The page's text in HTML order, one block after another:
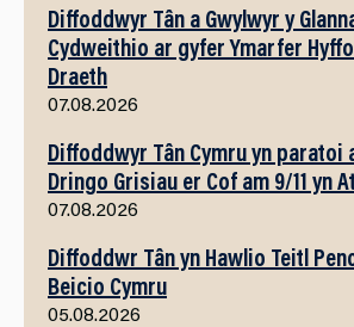
Diffoddwyr Tân a Gwylwyr y
Cydweithio ar gyfer Ymarfer
Draeth
07.08.2026
Diffoddwyr Tân Cymru yn paratoi
Dringo Grisiau er Cof am 9/11 yn
07.08.2026
Diffoddwr Tân yn Hawlio Teitl
Beicio Cymru
05.08.2026